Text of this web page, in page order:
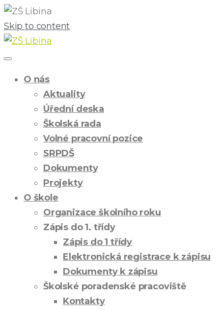
Skip to content
O nás
Aktuality
Úřední deska
Školská rada
Volné pracovní pozice
SRPDŠ
Dokumenty
Projekty
O škole
Organizace školního roku
Zápis do 1. třídy
Zápis do 1 třídy
Elektronická registrace k zápisu
Dokumenty k zápisu
Školské poradenské pracoviště
Kontakty